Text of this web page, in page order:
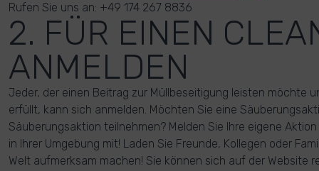
Rufen Sie uns an: +49 174 267 8836
2. FÜR EINEN
ANMELDEN
Jeder, der einen Beitrag zur Müllbeseitigung leisten möchte
erfüllt, kann sich anmelden. Möchten Sie eine
Säuberungsaktion teilnehmen? Melden Sie Ihre eigene
in Ihrer Umgebung mit! Laden Sie Freunde, Kollegen oder
Welt aufmerksam machen! Sie können sich auf der Website